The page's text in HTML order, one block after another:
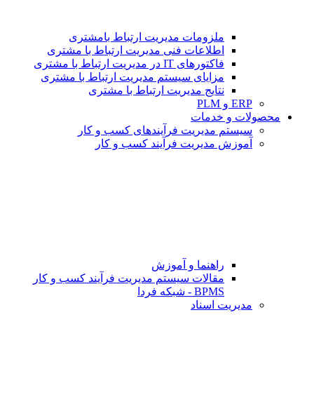
ملزومات مدیریت ارتباط بامشتری
اطلاعات فنی مدیریت ارتباط با مشتری
فاکتورهای IT در مدیریت ارتباط با مشتری
مزایای سیستم مدیریت ارتباط با مشتری
نتایج مدیریت ارتباط با مشتری
ERP و PLM
محصولات و خدمات
سیستم مدیریت فرآیندهای کسب و کار
آموزش مدیریت فرآیند کسب و کار
راهنما و آموزش
مقالات سیستم مدیریت فرآیند کسب و کار
BPMS - شبکه فردا
مدیریت اسناد